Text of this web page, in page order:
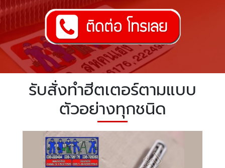
รับสั่งทำฮีตเตอร์ตามแบบ
ตัวอย่างทุกชนิด